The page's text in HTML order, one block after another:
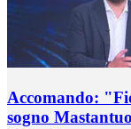
Accomando:
sogno